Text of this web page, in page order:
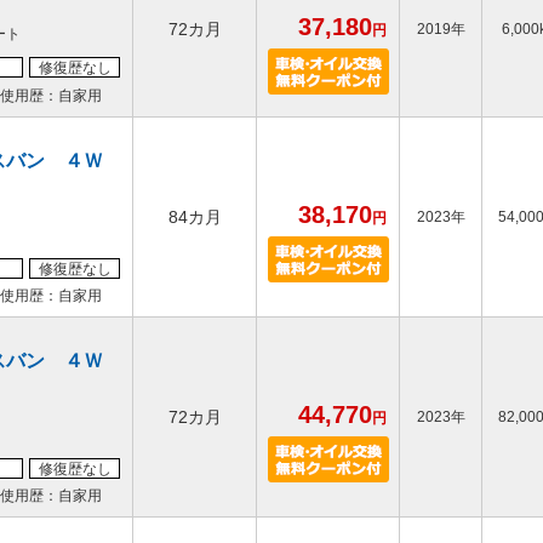
修復歴なし
使用歴：自家用
72カ月 37,180円 2019年
バン ４Ｗ
修復歴なし
使用歴：自家用
84カ月 38,170円 2023年
バン ４Ｗ
修復歴なし
使用歴：自家用
72カ月 44,770円 2023年